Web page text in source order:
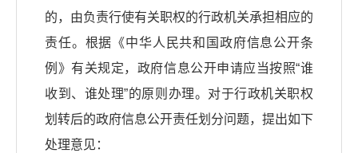
的，由负责行使有关职权的行政机关承担相应的
责任。根据《中华人民共和国政府信息公开条
例》有关规定，政府信息公开申请应当按照“谁
收到、谁处理”的原则办理。对于行政机关职权
划转后的政府信息公开责任划分问题，提出如下
处理意见：